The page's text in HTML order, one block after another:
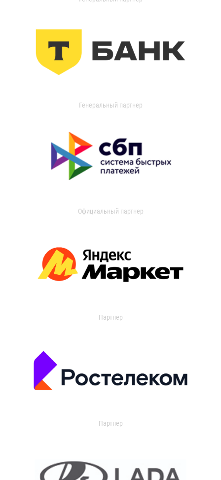
Генеральный партнер
Официальный партнер
Партнер
Партнер